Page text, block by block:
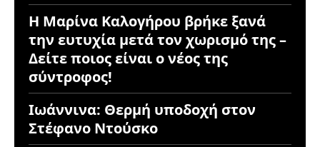
Η Μαρίνα Καλογήρου βρήκε ξανά
την ευτυχία μετά τον χωρισμό της –
Δείτε ποιος είναι ο νέος της
σύντροφος!
Ιωάννινα: Θερμή υποδοχή στον
Στέφανο Ντούσκο